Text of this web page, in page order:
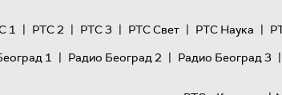
1 | РТС 2 | РТС 3 | РТС Свет | РТС Наука |
1 | Радио Београд 2 | Радио Београд 3 |